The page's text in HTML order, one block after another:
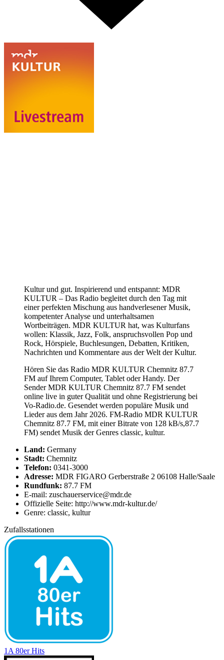
Kultur und gut. Inspirierend und entspannt: MDR
KULTUR – Das Radio begleitet durch den Tag mit
einer perfekten Mischung aus handverlesener Musik,
kompetenter Analyse und unterhaltsamen
Wortbeiträgen. MDR KULTUR hat, was Kulturfans
wollen: Klassik, Jazz, Folk, anspruchsvollen Pop und
Rock, Hörspiele, Buchlesungen, Debatten, Kritiken,
Nachrichten und Kommentare aus der Welt der Kultur.
Hören Sie das Radio MDR KULTUR Chemnitz 87.7
FM auf Ihrem Computer, Tablet oder Handy. Der
Sender MDR KULTUR Chemnitz 87.7 FM sendet
online live in guter Qualität und ohne Registrierung bei
Vo-Radio.de. Gesendet werden populäre Musik und
Lieder aus dem Jahr 2026. FM-Radio MDR KULTUR
Chemnitz 87.7 FM, mit einer Bitrate von 128 kB/s,87.7
FM) sendet Musik der Genres classic, kultur.
Land: Germany
Stadt: Chemnitz
Telefon: 0341-3000
Adresse: MDR FIGARO Gerberstraße 2 06108 Halle/Saale
Rundfunk: 87.7 FM
E-mail: zuschauerservice@mdr.de
Offizielle Seite: http://www.mdr-kultur.de/
Genre: classic, kultur
Zufallsstationen
1A 80er Hits